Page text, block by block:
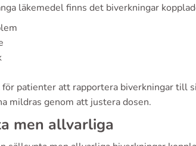
läkemedel finns det biverkningar
patienter att rapportera biverkningar till
mildras genom att justera dosen.
men allvarliga